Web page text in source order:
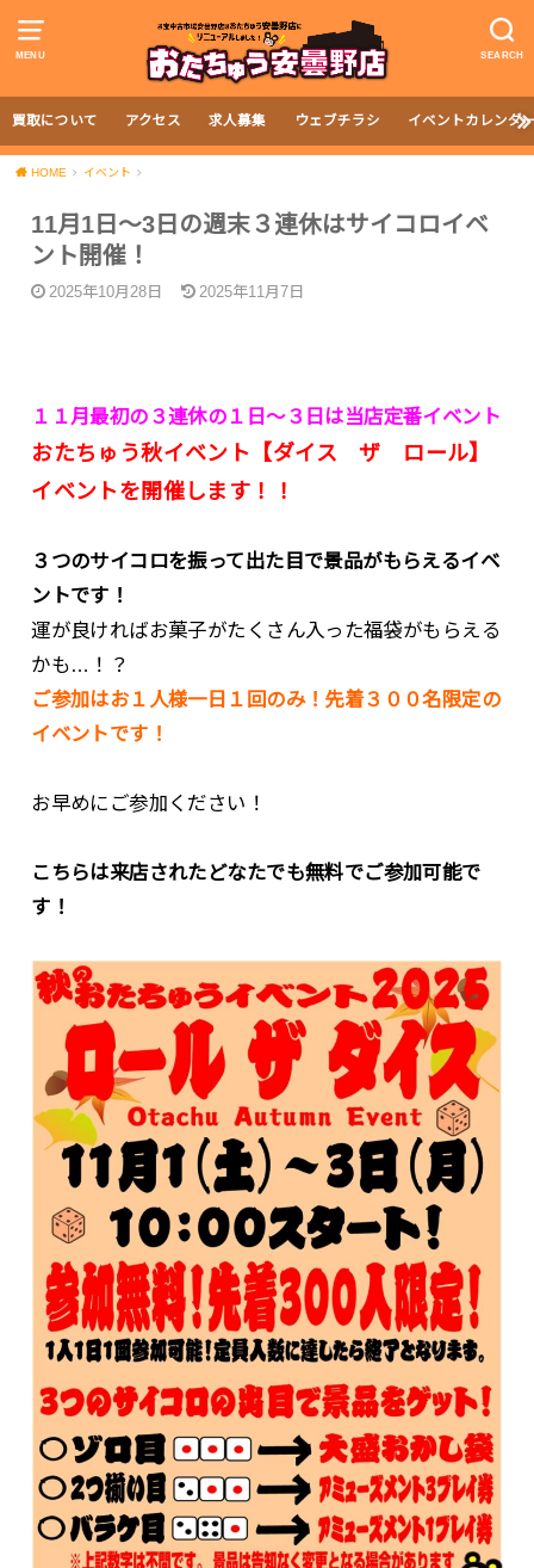
MENU SEARCH
買取について アクセス 求人募集 ウェブチラシ イベントカレンダ
HOME イベント
11月1日～3日の週末３連休はサイコロイベ
ント開催！
2025年10月28日 2025年11月7日
１１月最初の３連休の１日～３日は当店定番イベント
おたちゅう秋イベント【ダイス ザ ロール】
イベントを開催します！！
３つのサイコロを振って出た目で景品がもらえるイベ
ントです！
運が良ければお菓子がたくさん入った福袋がもらえる
かも…！？
ご参加はお１人様一日１回のみ！先着３００名限定の
イベントです！
お早めにご参加ください！
こちらは来店されたどなたでも無料でご参加可能で
す！